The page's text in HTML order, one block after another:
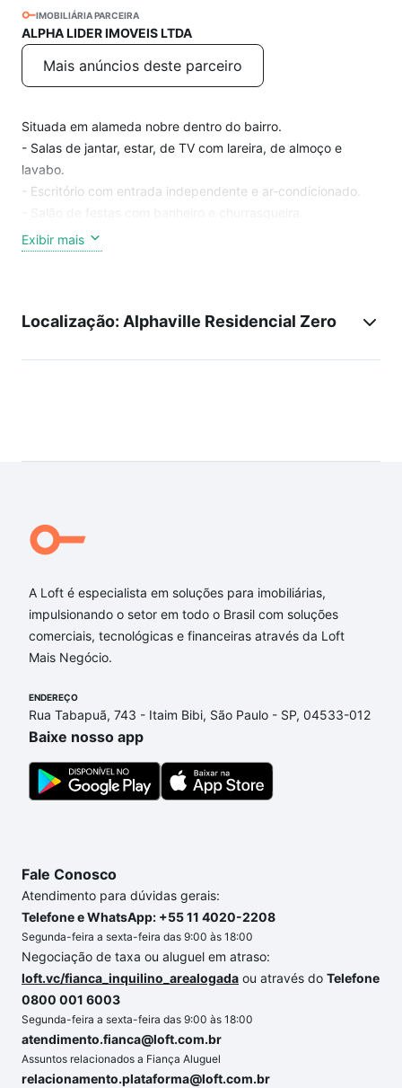
IMOBILIÁRIA PARCEIRA
ALPHA LIDER IMOVEIS LTDA
Mais anúncios deste parceiro
Situada em alameda nobre dentro do bairro.
- Salas de jantar, estar, de TV com lareira, de almoço e
lavabo.
- Escritório com entrada independente e ar-condicionado.
- 3 suítes mais 1 suíte master com closet e banheira, todas
com varanda e ar-condicionado. Copa no andar das suítes.
- Garagem coberta para 3 carros e descoberta para mais 3
- Piscina com 13 metros.
Exibir mais
Localização: Alphaville Residencial Zero
A Loft é especialista em soluções para imobiliárias,
impulsionando o setor em todo o Brasil com soluções
comerciais, tecnológicas e financeiras através da Loft
Mais Negócio.
ENDEREÇO
Rua Tabapuã, 743 - Itaim Bibi, São Paulo - SP, 04533-012
Baixe nosso app
Fale Conosco
Atendimento para dúvidas gerais:
Telefone e WhatsApp: +55 11 4020-2208
Segunda-feira a sexta-feira das 9:00 às 18:00
Negociação de taxa ou aluguel em atraso:
loft.vc/fianca_inquilino_arealogada ou através do Telefone
0800 001 6003
Segunda-feira a sexta-feira das 9:00 às 18:00
atendimento.fianca@loft.com.br
Assuntos relacionados a Fiança Aluguel
relacionamento.plataforma@loft.com.br